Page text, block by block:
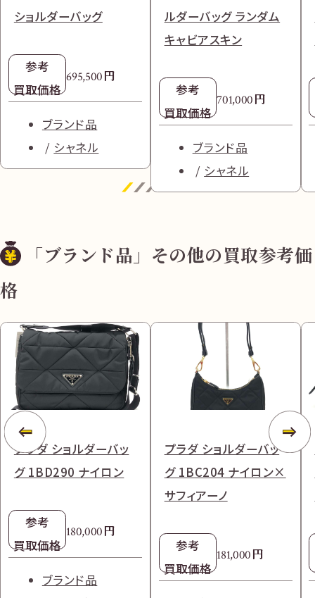
ショルダーバッグ
参考
買取価格
695,500円
ブランド品
シャネル
ルダーバッグ ランダム
キャビアスキン
参考
買取価格
701,000円
ブランド品
シャネル
「ブランド品」その他の買取参考価
格
プラダ ショルダーバッ
グ 1BD290 ナイロン
参考
買取価格
180,000円
ブランド品
プラダ ショルダーバッ
グ 1BC204 ナイロン×
サフィアーノ
参考
買取価格
181,000円